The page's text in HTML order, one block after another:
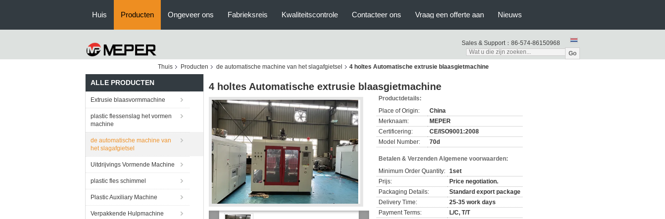
Huis Producten Ongeveer ons Fabrieksreis Kwaliteitscontrole Contacteer ons Vraag een offerte aan Nieuws
Sales & Support： 86-574-86150968
Go
Thuis
Producten de automatische machine van het slagafgietsel 4 holtes Automatische extrusie blaasgietmachine
ALLE PRODUCTEN
Extrusie blaasvormmachine
plastic flessenslag het vormen
machine
de automatische machine van
het slagafgietsel
Uitdrijvings Vormende Machine
plastic fles schimmel
Plastic Auxiliary Machine
Verpakkende Hulpmachine
4 holtes Automatische extrusie blaasgietmachine
Productdetails:
Place of Origin:
China
Merknaam:
MEPER
Certificering:
CE/ISO9001:2008
Model Number:
70d
Betalen & Verzenden Algemene voorwaarden:
Minimum Order Quantity: 1set
Prijs:
Price negotiation.
Packaging Details:
Standard export package
Delivery Time:
25-35 work days
Payment Terms:
L/C, T/T